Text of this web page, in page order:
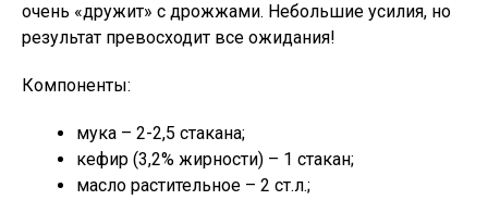
очень «дружит» с дрожжами. Небольшие усилия, но
результат превосходит все ожидания!
Компоненты:
мука – 2-2,5 стакана;
кефир (3,2% жирности) – 1 стакан;
масло растительное – 2 ст.л.;